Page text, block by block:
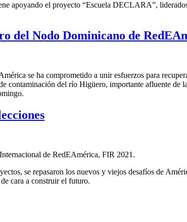
apoyando el proyecto “Escuela DECLARA”,
del Nodo Dominicano de
se ha comprometido a unir esfuerzos para
contaminación del río Higüero, importante afluente de
.
de RedEAmérica, FIR 2021.
se repasaron los nuevos y viejos desafíos de
cara a construir el futuro.